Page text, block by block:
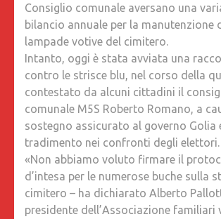
Consiglio comunale aversano una
bilancio annuale per la manutenzione
lampade votive del cimitero.
Intanto, oggi è stata avviata una
contro le strisce blu, nel corso della
contestato da alcuni cittadini il
comunale M5S Roberto Romano, a
sostegno assicurato al governo Golia
tradimento nei confronti degli elettori.
«Non abbiamo voluto firmare il
d’intesa per le numerose buche sulla
cimitero – ha dichiarato Alberto
presidente dell’Associazione familiari